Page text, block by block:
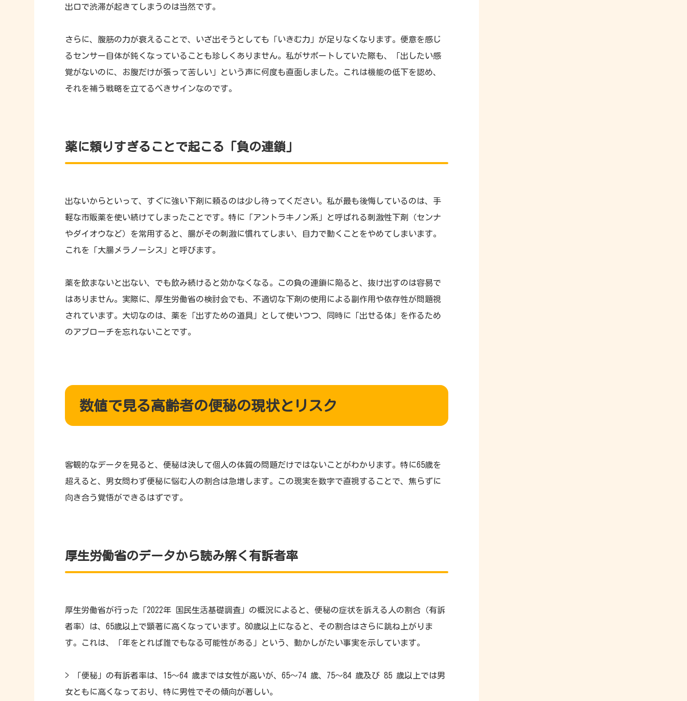
出口で渋滞が起きてしまうのは当然です。
さらに、腹筋の力が衰えることで、いざ出そうとしても「いきむ力」が足りなくなります。便意を感じ
るセンサー自体が鈍くなっていることも珍しくありません。私がサポートしていた際も、「出したい感
覚がないのに、お腹だけが張って苦しい」という声に何度も直面しました。これは機能の低下を認め、
それを補う戦略を立てるべきサインなのです。
薬に頼りすぎることで起こる「負の連鎖」
出ないからといって、すぐに強い下剤に頼るのは少し待ってください。私が最も後悔しているのは、手
軽な市販薬を使い続けてしまったことです。特に「アントラキノン系」と呼ばれる刺激性下剤（センナ
やダイオウなど）を常用すると、腸がその刺激に慣れてしまい、自力で動くことをやめてしまいます。
これを「大腸メラノーシス」と呼びます。
薬を飲まないと出ない、でも飲み続けると効かなくなる。この負の連鎖に陥ると、抜け出すのは容易で
はありません。実際に、厚生労働省の検討会でも、不適切な下剤の使用による副作用や依存性が問題視
されています。大切なのは、薬を「出すための道具」として使いつつ、同時に「出せる体」を作るため
のアプローチを忘れないことです。
数値で見る高齢者の便秘の現状とリスク
客観的なデータを見ると、便秘は決して個人の体質の問題だけではないことがわかります。特に65歳を
超えると、男女問わず便秘に悩む人の割合は急増します。この現実を数字で直視することで、焦らずに
向き合う覚悟ができるはずです。
厚生労働省のデータから読み解く有訴者率
厚生労働省が行った「2022年 国民生活基礎調査」の概況によると、便秘の症状を訴える人の割合（有訴
者率）は、65歳以上で顕著に高くなっています。80歳以上になると、その割合はさらに跳ね上がりま
す。これは、「年をとれば誰でもなる可能性がある」という、動かしがたい事実を示しています。
> 「便秘」の有訴者率は、15～64 歳までは女性が高いが、65～74 歳、75～84 歳及び 85 歳以上では男
女ともに高くなっており、特に男性でその傾向が著しい。